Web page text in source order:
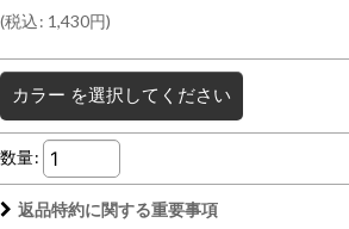
(税込: 1,430円)
カラー を選択してください
数量:
返品特約に関する重要事項